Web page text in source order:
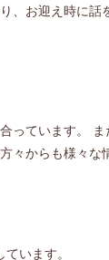
、お迎え時に話
っています。
々からも様々な
います。